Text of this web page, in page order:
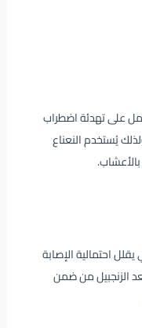
على تهدئة اضطراب
يُستخدم النعناع
احتمالية الإصابة
الزنجبيل من ضمن